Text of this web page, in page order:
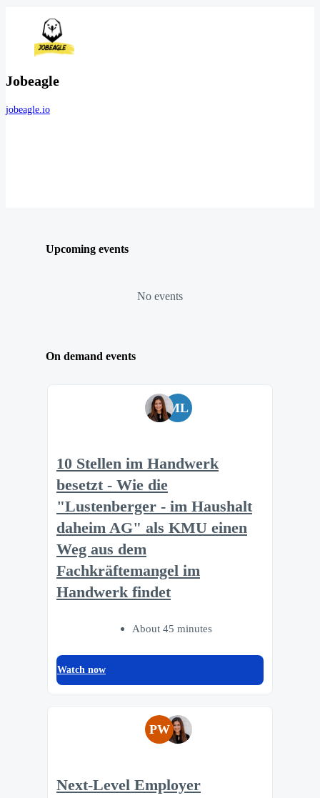
Jobeagle
jobeagle.io
Upcoming events
No events
On demand events
ML
10 Stellen im Handwerk
besetzt - Wie die
"Lustenberger - im Haushalt
daheim AG" als KMU einen
Weg aus dem
Fachkräftemangel im
Handwerk findet
About 45 minutes
Watch now
PW
Next-Level Employer